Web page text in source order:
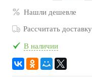
Нашли дешевле
Рассчитать доставку
В наличии